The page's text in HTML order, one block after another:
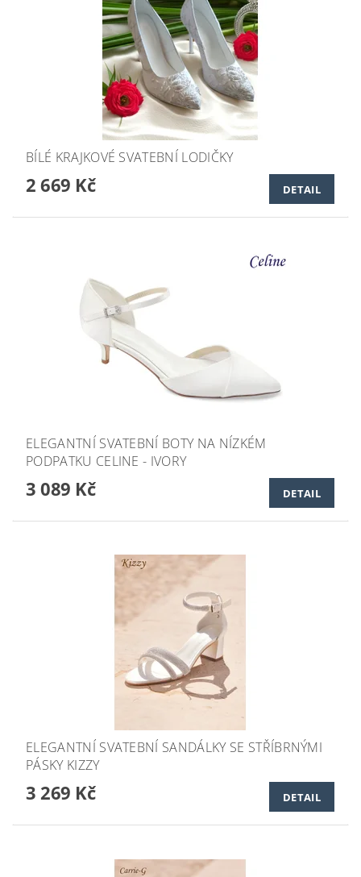
BÍLÉ KRAJKOVÉ SVATEBNÍ LODIČKY
2 669 Kč DETAIL
ELEGANTNÍ SVATEBNÍ BOTY NA NÍZKÉM
PODPATKU CELINE - IVORY
3 089 Kč DETAIL
ELEGANTNÍ SVATEBNÍ SANDÁLKY SE STŘÍBRNÝMI
PÁSKY KIZZY
3 269 Kč DETAIL